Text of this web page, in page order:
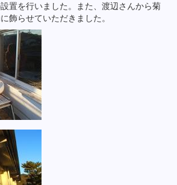
置を行いました。また、渡辺さんから菊
飾らせていただきました。